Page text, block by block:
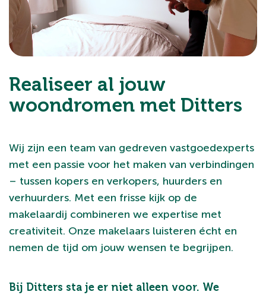
Realiseer al jouw
woondromen met Ditters
Wij zijn een team van gedreven vastgoedexperts
met een passie voor het maken van verbindingen
– tussen kopers en verkopers, huurders en
verhuurders. Met een frisse kijk op de
makelaardij combineren we expertise met
creativiteit. Onze makelaars luisteren écht en
nemen de tijd om jouw wensen te begrijpen.
Bij Ditters sta je er niet alleen voor. We